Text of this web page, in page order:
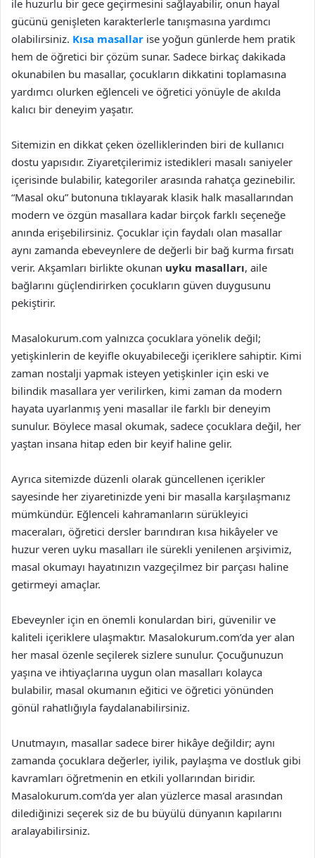
ile huzurlu bir gece geçirmesini sağlayabilir, onun hayal
gücünü genişleten karakterlerle tanışmasına yardımcı
olabilirsiniz. Kısa masallar ise yoğun günlerde hem pratik
hem de öğretici bir çözüm sunar. Sadece birkaç dakikada
okunabilen bu masallar, çocukların dikkatini toplamasına
yardımcı olurken eğlenceli ve öğretici yönüyle de akılda
kalıcı bir deneyim yaşatır.
Sitemizin en dikkat çeken özelliklerinden biri de kullanıcı
dostu yapısıdır. Ziyaretçilerimiz istedikleri masalı saniyeler
içerisinde bulabilir, kategoriler arasında rahatça gezinebilir.
“Masal oku” butonuna tıklayarak klasik halk masallarından
modern ve özgün masallara kadar birçok farklı seçeneğe
anında erişebilirsiniz. Çocuklar için faydalı olan masallar
aynı zamanda ebeveynlere de değerli bir bağ kurma fırsatı
verir. Akşamları birlikte okunan uyku masalları, aile
bağlarını güçlendirirken çocukların güven duygusunu
pekiştirir.
Masalokurum.com yalnızca çocuklara yönelik değil;
yetişkinlerin de keyifle okuyabileceği içeriklere sahiptir. Kimi
zaman nostalji yapmak isteyen yetişkinler için eski ve
bilindik masallara yer verilirken, kimi zaman da modern
hayata uyarlanmış yeni masallar ile farklı bir deneyim
sunulur. Böylece masal okumak, sadece çocuklara değil, her
yaştan insana hitap eden bir keyif haline gelir.
Ayrıca sitemizde düzenli olarak güncellenen içerikler
sayesinde her ziyaretinizde yeni bir masalla karşılaşmanız
mümkündür. Eğlenceli kahramanların sürükleyici
maceraları, öğretici dersler barındıran kısa hikâyeler ve
huzur veren uyku masalları ile sürekli yenilenen arşivimiz,
masal okumayı hayatınızın vazgeçilmez bir parçası haline
getirmeyi amaçlar.
Ebeveynler için en önemli konulardan biri, güvenilir ve
kaliteli içeriklere ulaşmaktır. Masalokurum.com’da yer alan
her masal özenle seçilerek sizlere sunulur. Çocuğunuzun
yaşına ve ihtiyaçlarına uygun olan masalları kolayca
bulabilir, masal okumanın eğitici ve öğretici yönünden
gönül rahatlığıyla faydalanabilirsiniz.
Unutmayın, masallar sadece birer hikâye değildir; aynı
zamanda çocuklara değerler, iyilik, paylaşma ve dostluk gibi
kavramları öğretmenin en etkili yollarından biridir.
Masalokurum.com’da yer alan yüzlerce masal arasından
dilediğinizi seçerek siz de bu büyülü dünyanın kapılarını
aralayabilirsiniz.